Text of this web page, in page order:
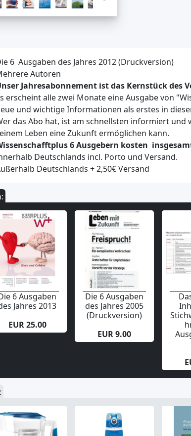
6 Ausgaben des Jahres 2012 (Druckversion)
Autoren
Jahresabonnement ist das Kernstück des
erscheint alle zwei Monate eine Ausgabe von
und wichtige Informationen als erstes in
das Abo hat, ist am schnellsten informiert und
Leben eine Zukunft ermöglichen kann.
6 Ausgebern kosten
Deutschlands incl. Porto und Versand.
Deutschlands + 2,50€ Versand
6 Ausgaben
Jahres 2013
EUR 25.00
Die 6 Ausgaben
des Jahres 2005
(Druckversion)
EUR 9.00